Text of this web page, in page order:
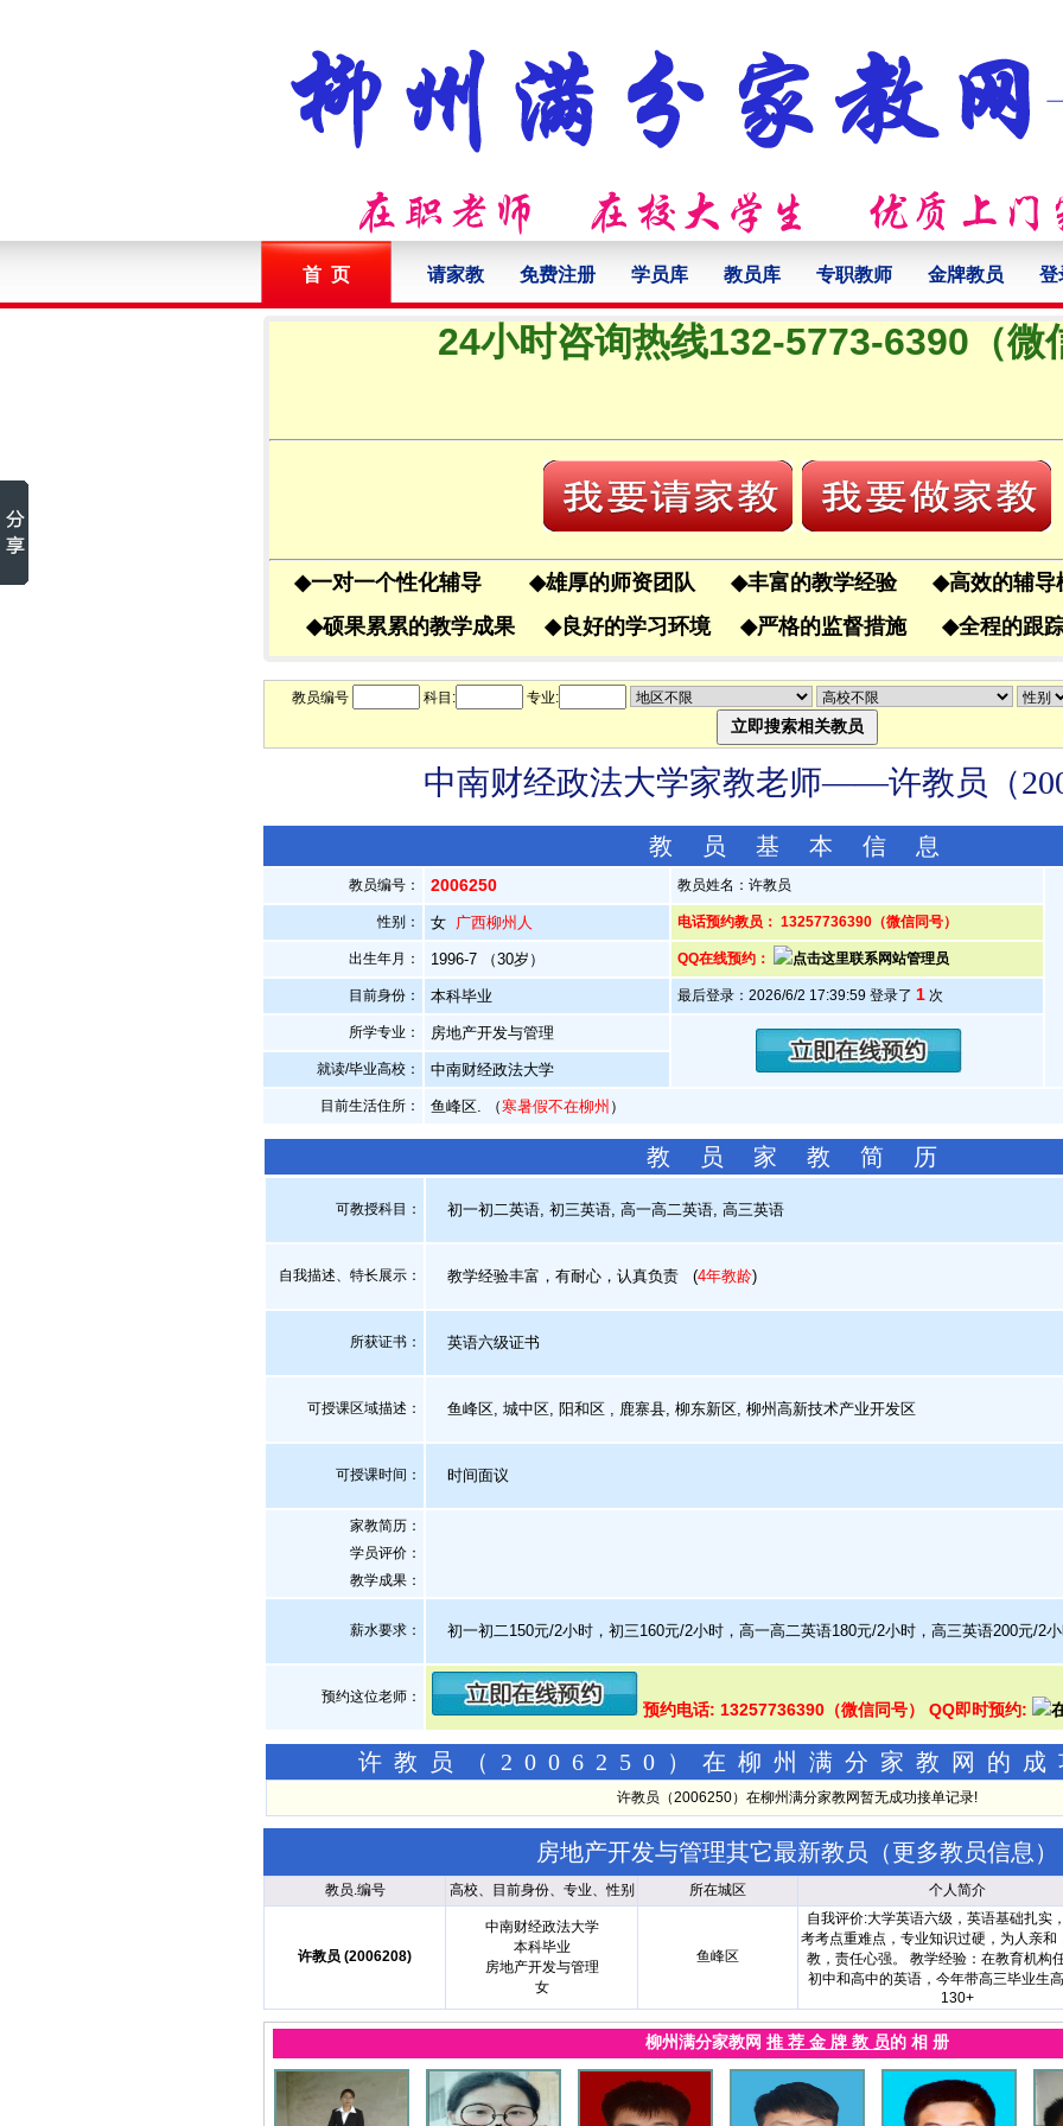
首 页 请家教 免费注册 学员库 教员库 专职教师 金牌教员 登
24小时咨询热线132-5773-6390（微
◆一对一个性化辅导 ◆雄厚的师资团队 ◆丰富的教学经验 ◆高效的辅
◆硕果累累的教学成果 ◆良好的学习环境 ◆严格的监督措施 ◆全程的跟
教员编号 科目: 专业:
中南财经政法大学家教老师——许教员（
教 员 基 本 信 息
教员编号： 2006250 教员姓名：许教员
性别： 女 广西柳州人 电话预约教员： 13257736390（微信同号）
出生年月： 1996-7 （30岁） QQ在线预约：
目前身份： 本科毕业 最后登录：2026/6/2 17:39:59 登录了 1次
所学专业： 房地产开发与管理
就读/毕业高校： 中南财经政法大学
目前生活住所： 鱼峰区. （寒暑假不在柳州 ）
教 员 家 教 简 历
可教授科目： 初一初二英语, 初三英语, 高一高二英语, 高三英语
自我描述、特长展示 ： 教学经验丰富，有耐心，认真负责 (4年教龄)
所获证书 ： 英语六级证书
可授课区域描述： 鱼峰区, 城中区, 阳和区 , 鹿寨县, 柳东新区, 柳州高新技术产业开发区
可授课时间： 时间面议
家教简历：
学员评价：
教学成果：
薪水要求： 初一初二150元/2小时，初三160元/2小时，高一高二英语180元/2小时，高三英语200元/2
预约这位老师：
预约电话: 13257736390（微信同号） QQ即时预约:
许教员（2006250）在柳州满分家教网的成
许教员（2006250）在柳州满分家教网暂无成功接单记录!
房地产开发与管理其它最新教员（更多教员信息 ）
教员.编号 高校、目前身份、专业、性别 所在城区 个人简介
许教员 (2006208)
中南财经政法大学
本科毕业
房地产开发与管理
女
鱼峰区
自我评价:大学英语六级，英语基础扎实
考考点重难点，专业知识过硬，为人亲和
教，责任心强。 教学经验：在教育机构
初中和高中的英语，今年带高三毕业生
130+
柳州满分家教网 推 荐 金 牌 教 员的 相 册